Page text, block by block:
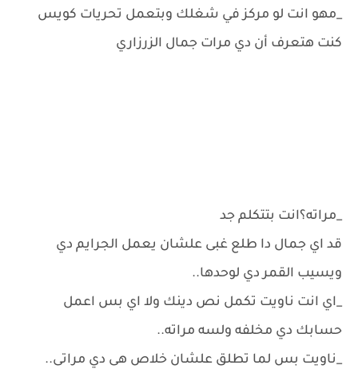
_مهو انت لو مركز في شغلك وبتعمل تحريات كويس
كنت هتعرف أن دي مرات جمال الزرزاري
_مراته؟انت بتتكلم جد
قد اي جمال دا طلع غبى علشان يعمل الجرايم دي
ويسيب القمر دي لوحدها..
_اي انت ناويت تكمل نص دينك ولا اي بس اعمل
حسابك دي مخلفه ولسه مراته..
_ناويت بس لما تطلق علشان خلاص هى دي مراتى..